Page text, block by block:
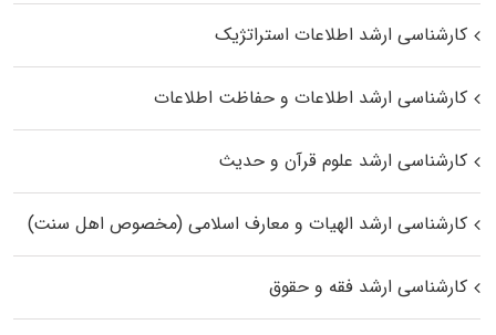
کارشناسی ارشد اطلاعات استراتژیک
کارشناسی ارشد اطلاعات و حفاظت اطلاعات
کارشناسی ارشد علوم قرآن و حدیث
کارشناسی ارشد الهیات و معارف اسلامی (مخصوص اهل سنت)
کارشناسی ارشد فقه و حقوق